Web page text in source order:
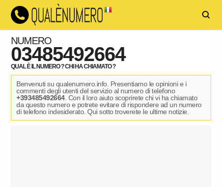
NUMERO
03485492664
QUAL È IL NUMERO ? CHI HA CHIAMATO ?
Benvenuti su qualenumero.info. Presentiamo le opinioni e i
commenti degli utenti del servizio al numero di telefono
+393485492664. Con il loro aiuto scoprirete chi vi ha chiamato
da questo numero e potrete evitare di rispondere ad un numero
di telefono indesiderato. Qui sotto troverete le ultime notizie.